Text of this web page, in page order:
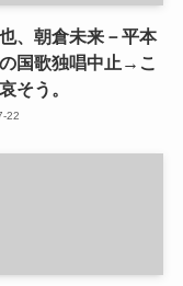
、朝倉未来－平本
国歌独唱中止→こ
そう。
22